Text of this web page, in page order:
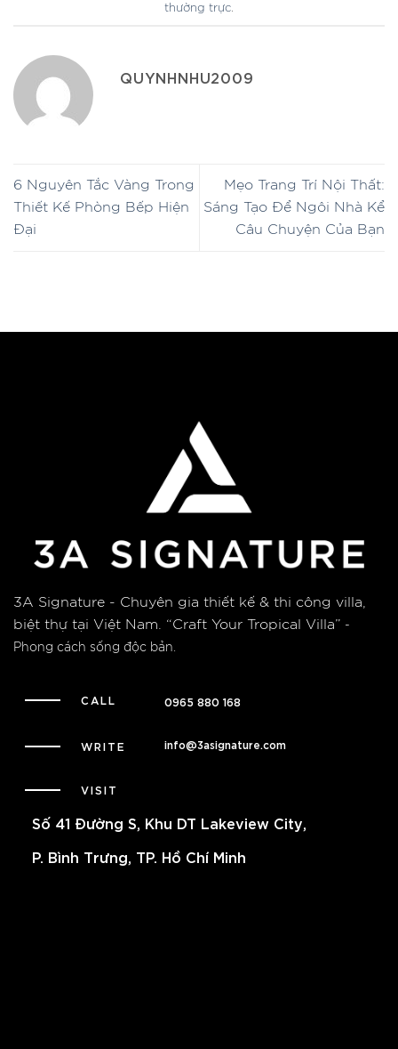
thường trực.
QUYNHNHU2009
6 Nguyên Tắc Vàng Trong
Thiết Kế Phòng Bếp Hiện
Đại
Mẹo Trang Trí Nội Thất:
Sáng Tạo Để Ngôi Nhà Kể
Câu Chuyện Của Bạn
3A Signature - Chuyên gia thiết kế & thi công villa,
biệt thự tại Việt Nam. “Craft Your Tropical Villa” -
Phong cách sống độc bản.
CALL 0965 880 168
WRITE info@3asignature.com
VISIT
Số 41 Đường S, Khu DT Lakeview City,
P. Bình Trưng, TP. Hồ Chí Minh